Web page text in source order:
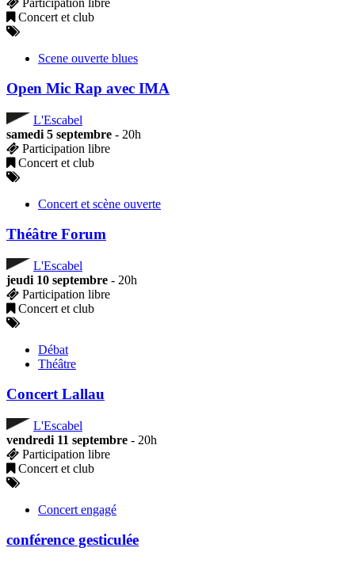
Concert et club
Scene ouverte blues
Open Mic Rap avec IMA
L'Escabel
samedi 5 septembre - 20h
Participation libre
Concert et club
Concert et scène ouverte
Théâtre Forum
L'Escabel
jeudi 10 septembre - 20h
Participation libre
Concert et club
Débat
Théâtre
Concert Lallau
L'Escabel
vendredi 11 septembre - 20h
Participation libre
Concert et club
Concert engagé
conférence gesticulée